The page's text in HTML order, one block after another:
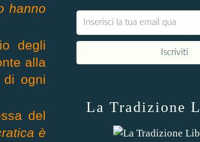
hanno
degli
alla
di ogni
del
è
La Tradizione